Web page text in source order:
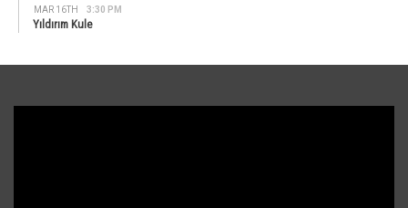
MAR 16TH 3:30 PM
Yıldırım Kule